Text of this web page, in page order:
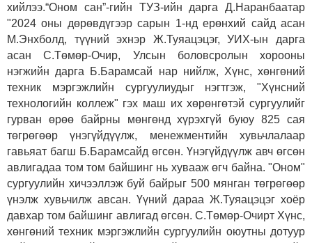
хийлээ.“Оном сан”-гийн ТУЗ-ийн дарга Д.Наранбаатар
"2024 оны дөрөвдүгээр сарын 1-нд ерөнхий сайд асан
М.Энхболд, түүний эхнэр Ж.Туяацэцэг, УИХ-ын дарга
асан С.Төмөр-Очир, Улсын боловсролын хорооны
нэгжийн дарга Б.Барамсай нар нийлж, Хүнс, хөнгөний
техник мэргэжлийн сургуулиудыг нэгтгэж, "Хүнсний
технологийн коллеж" гэх маш их хөрөнгөтэй сургуулийг
гурван өрөө байрны мөнгөнд хүрэхгүй буюу 825 сая
төгрөгөөр үнэгүйдүүлж, менежментийн хувьчлалаар
гавьяат багш Б.Барамсайд өгсөн. Үнэгүйдүүлж авч өгсөн
авлигадаа том том байшинг нь хувааж өгч байна. "Оном"
сургуулийн хичээллэж буй байрыг 500 мянган төгрөгөөр
үнэлж хувьчилж авсан. Үүний дараа Ж.Туяацэцэг хоёр
давхар том байшинг авлигад өгсөн. С.Төмөр-Очирт Хүнс,
хөнгөний техник мэргэжлийн сургуулийн оюутны дотуур